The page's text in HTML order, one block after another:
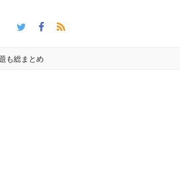
も総まとめ